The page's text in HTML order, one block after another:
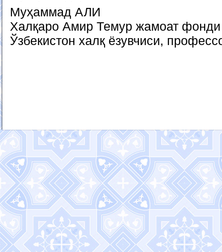
Муҳаммад АЛИ
Халқаро Амир Темур жамоат фонди
Ўзбекистон халқ ёзувчиси,